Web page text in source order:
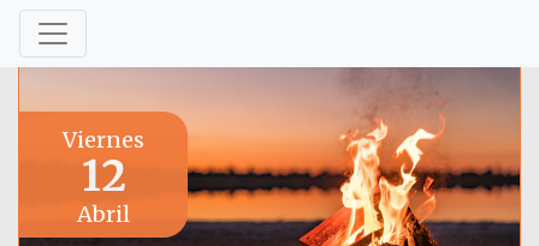
Viernes
12
Abril